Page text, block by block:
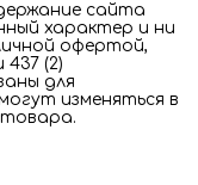
сайта
характер и ни
офертой,
(2)
для
изменяться в